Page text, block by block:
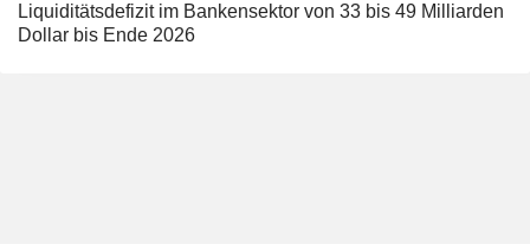
Liquiditätsdefizit im Bankensektor von 33 bis 49 Milliarden
Dollar bis Ende 2026